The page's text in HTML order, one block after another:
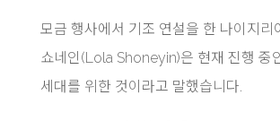
모금 행사에서 기조 연설을 한 나이지리
쇼네인(Lola Shoneyin)은 현재 진행 중
세대를 위한 것이라고 말했습니다.